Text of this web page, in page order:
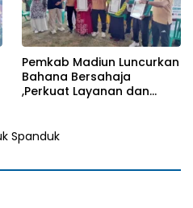
Pemkab Madiun Luncurkan
Bahana Bersahaja
,Perkuat Layanan dan